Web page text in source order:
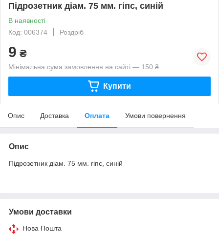
Підрозетник діам. 75 мм. гіпс, синій
В наявності
Код: 006374
Роздріб
9 ₴
Мінімальна сума замовлення на сайті — 150 ₴
Купити
Опис Доставка Оплата Умови повернення
Опис
Підрозетник діам. 75 мм. гіпс, синій
Умови доставки
Нова Пошта